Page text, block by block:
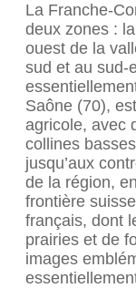
La Franche-
deux zones :
ouest de la
sud et au sud-
Saône (70),
agricole, avec
collines
jusqu’aux
de la région,
frontière
français, dont
prairies et de
images